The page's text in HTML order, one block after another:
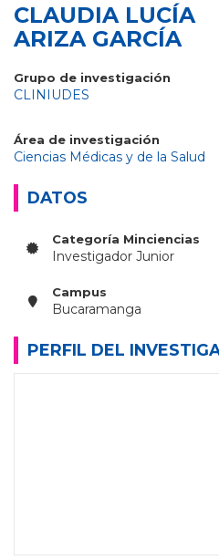
CLAUDIA LUCÍA
ARIZA GARCÍA
Grupo de investigación
CLINIUDES
Área de investigación
Ciencias Médicas y de la Salud
DATOS
Categoría Minciencias
Investigador Junior
Campus
Bucaramanga
PERFIL DEL